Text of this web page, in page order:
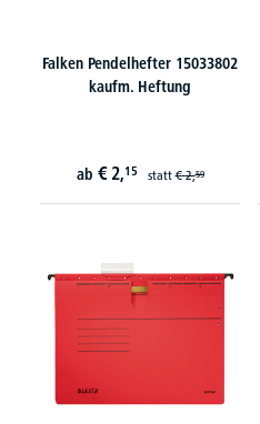
Falken Pendelhefter 15033802
kaufm. Heftung
ab € 2,15 statt€ 2,59